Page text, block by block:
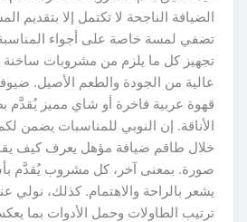
الضيافة الناجحة لا تكتمل إلا بتقديم
تضفي لمسة خاصة على أجواء
تجهيز كل ما يلزم من مشروبات ساخنة
عالية من الجودة والطعم الأصيل.
قهوة عربية فاخرة أو شاي مميز يُقدَّم
الأناقة. إن النوبي للمناسبات يضمن
خلال طاقم ضيافة مؤهل يعرف كيف
صورة. بمعنى آخر، كل مشروب يُقدَّم
يشعر بالراحة والاهتمام. كذلك، نولي
ترتيب الطاولات وحمل الأدوات بما